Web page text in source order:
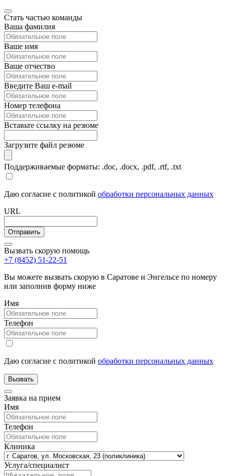
Стать частью команды
Ваша фамилия
Ваше имя
Ваше отчество
Введите Ваш e-mail
Номер телефона
Вставьте ссылку на резюме
Загрузите файл резюме
Поддерживаемые форматы: .doc, .docx, .pdf, .rtf, .txt
Даю согласие с политикой обработки персональных данных
URL
Вызвать скорую помощь
+7 (8452) 51-22-51
Вы можете вызвать скорую в Саратове и Энгельсе по номеру
или заполнив форму ниже
Имя
Телефон
Даю согласие с политикой обработки персональных данных
Заявка на прием
Имя
Телефон
Клиника
Услуга/специалист